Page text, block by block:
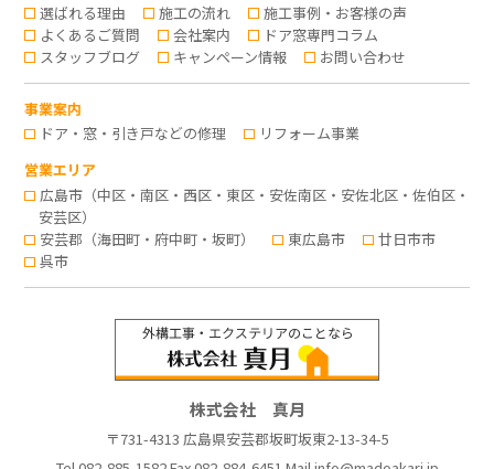
選ばれる理由
施工の流れ
施工事例・お客様の声
よくあるご質問
会社案内
ドア窓専門コラム
スタッフブログ
キャンペーン情報 お問い合わせ
事業案内
ドア・窓・引き戸などの修理
リフォーム事業
営業エリア
広島市（中区・南区・西区・東区・安佐南区・安佐北区・佐伯区・
安芸区）
安芸郡（海田町・府中町・坂町）
東広島市
廿日市市
呉市
株式会社 真月
〒731-4313 広島県安芸郡坂町坂東2-13-34-5